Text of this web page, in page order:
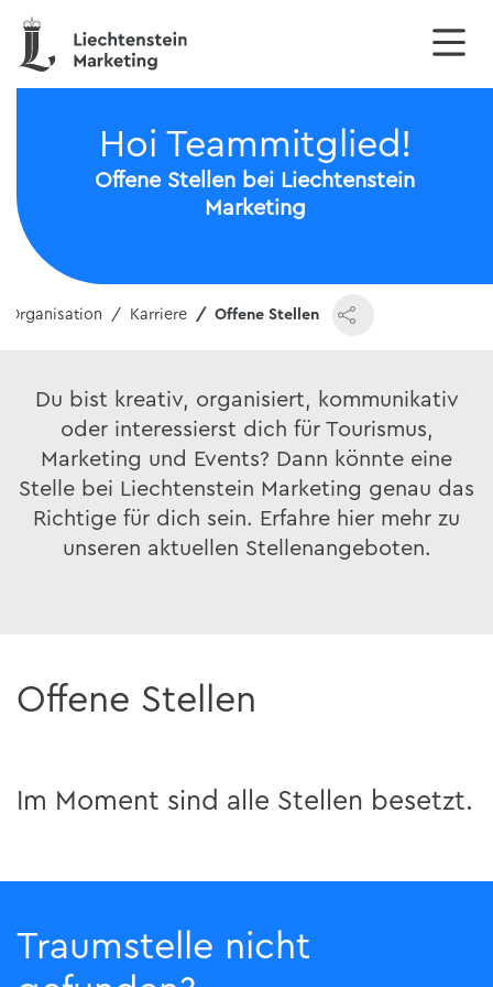
Offene Stellen bei Liechtenstein
Marketing
Hoi Teammitglied!
Organisation Karriere Offene Stellen
Du bist kreativ, organisiert, kommunikativ
oder interessierst dich für Tourismus,
Marketing und Events? Dann könnte eine
Stelle bei Liechtenstein Marketing genau das
Richtige für dich sein. Erfahre hier mehr zu
unseren aktuellen Stellenangeboten.
Offene Stellen
Im Moment sind alle Stellen besetzt.
Traumstelle nicht